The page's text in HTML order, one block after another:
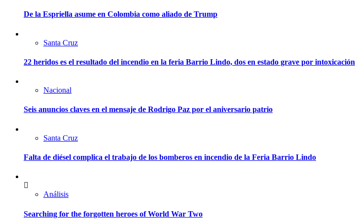
De la Espriella asume en Colombia como aliado de Trump
Santa Cruz
22 heridos es el resultado del incendio en la feria Barrio Lindo, dos en estado grave por intoxicación
Nacional
Seis anuncios claves en el mensaje de Rodrigo Paz por el aniversario patrio
Santa Cruz
Falta de diésel complica el trabajo de los bomberos en incendio de la Feria Barrio Lindo
Análisis
Searching for the forgotten heroes of World War Two